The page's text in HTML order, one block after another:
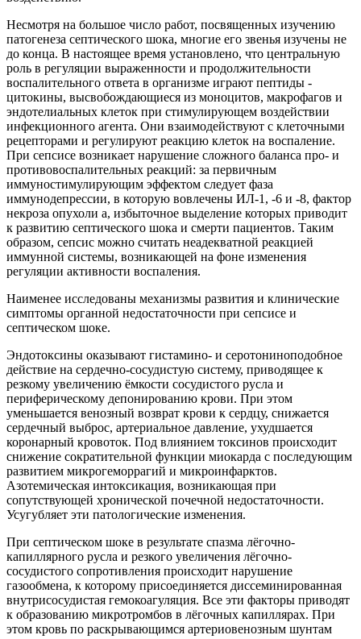
Несмотря на большое число работ, посвященных изучению
патогенеза септического шока, многие его звенья изучены не
до конца. В настоящее время установлено, что центральную
роль в регуляции выраженности и продолжительности
воспалительного ответа в организме играют пептиды -
цитокины, высвобождающиеся из моноцитов, макрофагов и
эндотелиальных клеток при стимулирующем воздействии
инфекционного агента. Они взаимодействуют с клеточными
рецепторами и регулируют реакцию клеток на воспаление.
При сепсисе возникает нарушение сложного баланса про- и
противовоспалительных реакций: за первичным
иммуностимулирующим эффектом следует фаза
иммунодепрессии, в которую вовлечены ИЛ-1, -6 и -8, фактор
некроза опухоли а, избыточное выделение которых приводит
к развитию септического шока и смерти пациентов. Таким
образом, сепсис можно считать неадекватной реакцией
иммунной системы, возникающей на фоне изменения
регуляции активности воспаления.
Наименее исследованы механизмы развития и клинические
симптомы органной недостаточности при сепсисе и
септическом шоке.
Эндотоксины оказывают гистамино- и серотониноподобное
действие на сердечно-сосудистую систему, приводящее к
резкому увеличению ёмкости сосудистого русла и
периферическому депонированию крови. При этом
уменьшается венозный возврат крови к сердцу, снижается
сердечный выброс, артериальное давление, ухудшается
коронарный кровоток. Под влиянием токсинов происходит
снижение сократительной функции миокарда с последующим
развитием микрогеморрагий и микроинфарктов.
Азотемическая интоксикация, возникающая при
сопутствующей хронической почечной недостаточности.
Усугубляет эти патологические изменения.
При септическом шоке в результате спазма лёгочно-
капиллярного русла и резкого увеличения лёгочно-
сосудистого сопротивления происходит нарушение
газообмена, к которому присоединяется диссеминированная
внутрисосудистая гемокоагуляция. Все эти факторы приводят
к образованию микротромбов в лёгочных капиллярах. При
этом кровь по раскрывающимся артериовенозным шунтам